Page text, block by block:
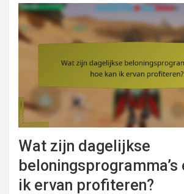
Wat zijn dagelijkse
beloningsprogramma’s
ik ervan profiteren?